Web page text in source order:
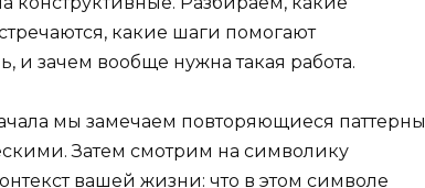
какие шаги помогают
и зачем вообще нужна такая работа.
мы замечаем повторяющиеся паттерны
Затем смотрим на символику
вашей жизни: что в этом символе